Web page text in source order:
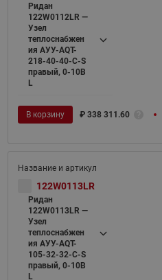
Ридан
122W0112LR —
Узел
теплоснабжен
ия АУУ-AQT-
218-40-40-C-S
правый, 0-10В
L
В корзину ₽ 338 311.60
122W0113LR
Ридан
122W0113LR —
Узел
теплоснабжен
ия АУУ-AQT-
105-32-32-C-S
правый, 0-10В
L